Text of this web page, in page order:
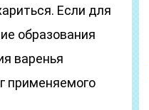
Если для
образования
варенья
применяемого